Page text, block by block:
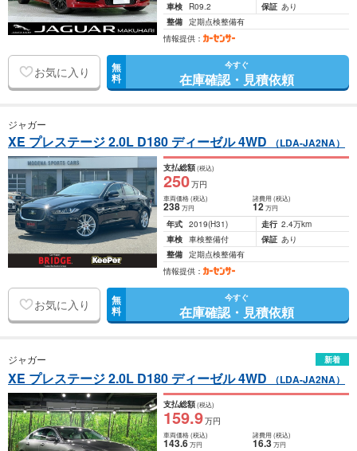
車検 R09.2 保証 あり
整備 定期点検整備有
情報提供：
お気に入り 無
料
今すぐ
在庫確認・見積依頼
ジャガー
XE プレステージ 2.0L D180 ディーゼル 4WD （LDA-JA2NA）
支払総額(税込)
250万円
車両価格(税込)
238万円
諸費用 (税込)
12 万円
年式 2019(H31) 走行 2.4万km
車検 車検整備付 保証 あり
整備 定期点検整備有
情報提供：
お気に入り 無
料
今すぐ
在庫確認・見積依頼
ジャガー 新着
XE プレステージ 2.0L D180 ディーゼル 4WD （LDA-JA2NA）
支払総額(税込)
159.9万円
車両価格(税込)
143.6万円
諸費用 (税込)
16.3 万円